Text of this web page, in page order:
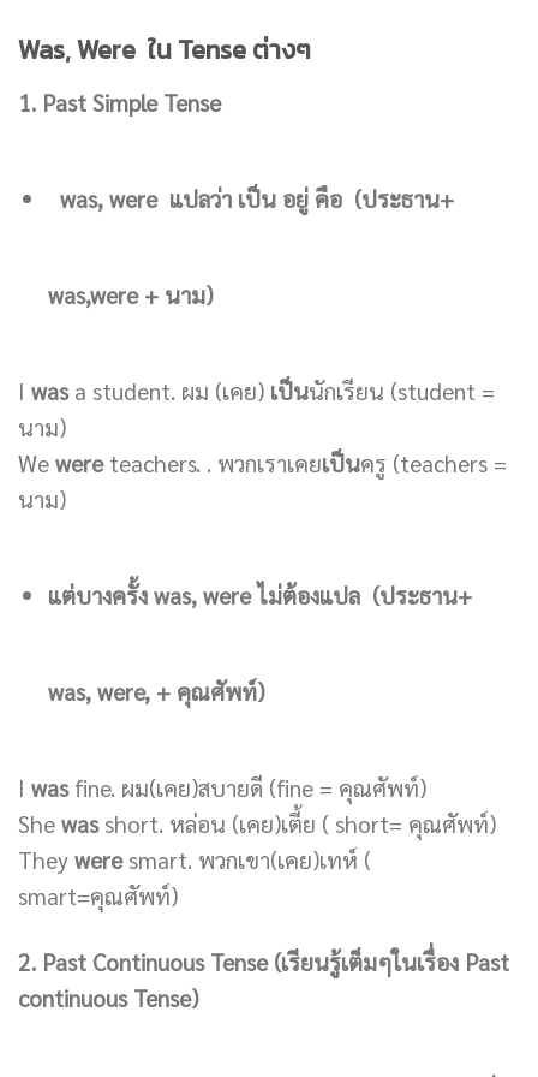
Was, Were ใน Tense ต่างๆ
1. Past Simple Tense
was, were แปลว่า เป็น อยู่ คือ (ประธาน+
was,were + นาม)
I wasa student. ผม (เคย) เป็นนักเรียน (student =
นาม)
We wereteachers. . พวกเราเคยเป็นครู (teachers =
นาม)
แต่บางครั้ง was, were ไม่ต้องแปล (ประธาน+
was, were, + คุณศัพท์)
I wasfine. ผม(เคย)สบายดี (fine = คุณศัพท์)
She wasshort. หล่อน (เคย)เตี้ย ( short= คุณศัพท์)
They weresmart. พวกเขา(เคย)เทห์ (
smart=คุณศัพท์)
2. Past Continuous Tense (เรียนรู้เต็มๆในเรื่อง Past
continuous Tense)